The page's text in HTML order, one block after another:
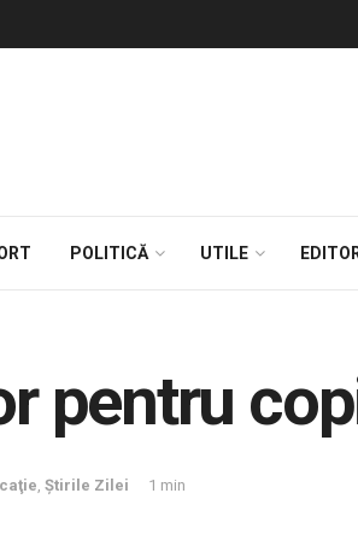
POLITICĂ UTILE
pentru
, Știrile Zilei 1 min